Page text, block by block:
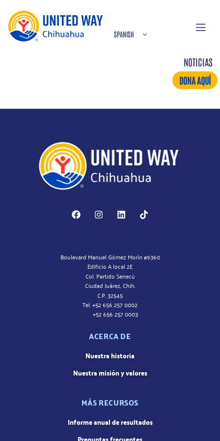
NOTICIAS
DONA AQUÍ
Boulevard Manuel Gómez Morín #9360
Edificio A local 2E
Col. Partido Senecú
Ciudad Juárez, Chih.
C.P. 32545
Tel. +52 656 257 0002
+52 656 257 0003
ACERCA DE
Nuestra historia
Nuestra misión y valores
MÁS RECURSOS
Informe anual de resultados